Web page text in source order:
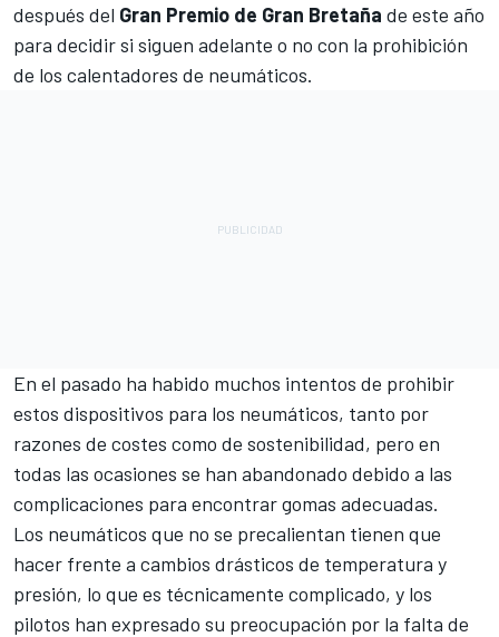
después del Gran Premio de Gran Bretaña de este año
para decidir si siguen adelante o no con la prohibición
de los calentadores de neumáticos.
En el pasado ha habido muchos intentos de prohibir
estos dispositivos para los neumáticos, tanto por
razones de costes como de sostenibilidad, pero en
todas las ocasiones se han abandonado debido a las
complicaciones para encontrar gomas adecuadas.
Los neumáticos que no se precalientan tienen que
hacer frente a cambios drásticos de temperatura y
presión, lo que es técnicamente complicado, y los
pilotos han expresado su preocupación por la falta de